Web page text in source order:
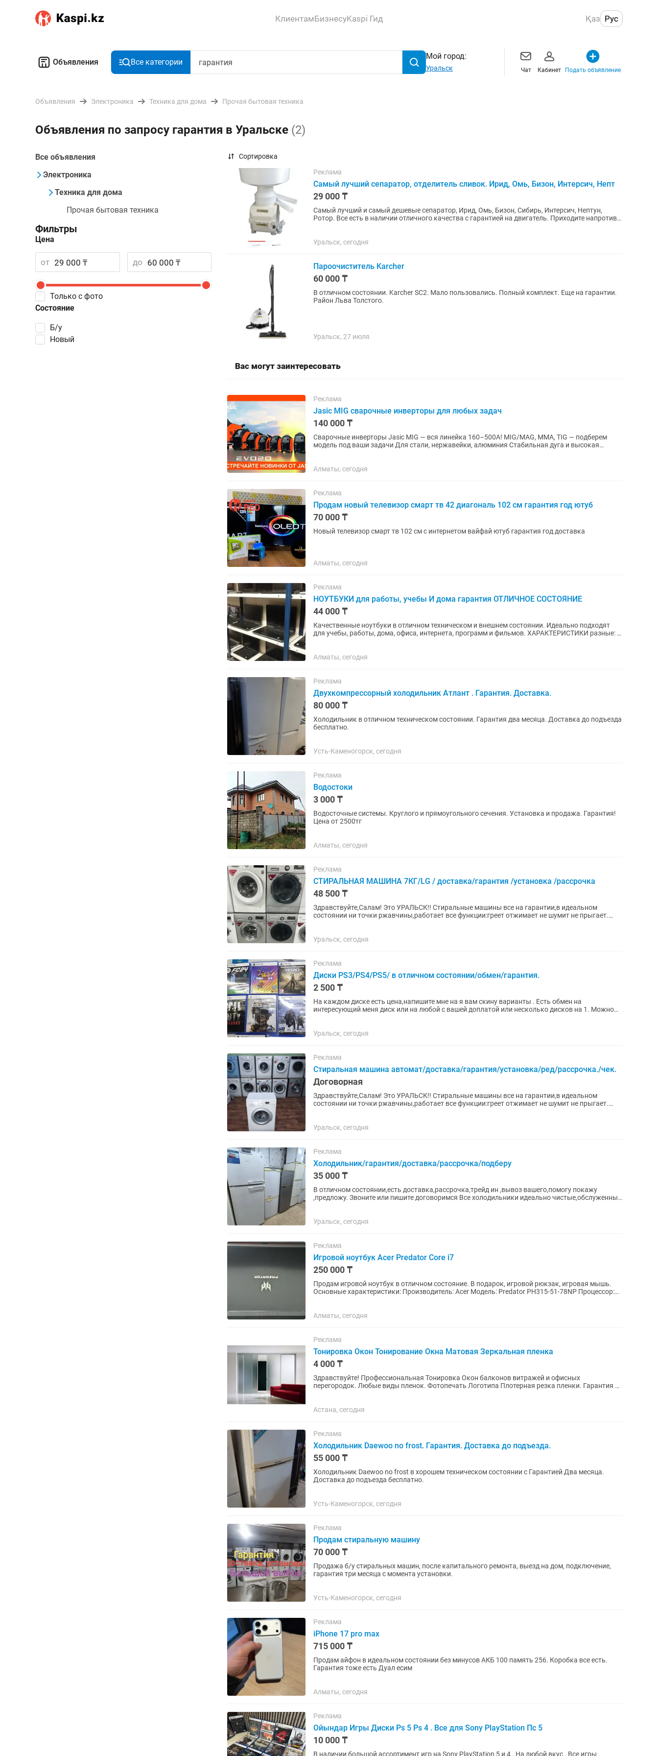
КлиентамБизнесуKaspi Гид Қаз Рус
Объявления Все категории
Мой город:
Уральск Чат Кабинет Подать объявление
Объявления Электроника Техника для дома Прочая бытовая техника
Объявления по запросу гарантия в Уральске (2)
Все объявления
Электроника
Техника для дома
Прочая бытовая техника
Фильтры
Цена
от до
Состояние
Б/у
Новый
Только с фото
Сортировка
Реклама
Самый лучший сепаратор, отделитель сливок. Ирид, Омь, Бизон, Интерсич, Непт
29 000 ₸
Самый лучший и самый дешевые сепаратор, Ирид, Омь, Бизон, Сибирь, Интерсич, Нептун,
Ротор. Все есть в наличии отличного качества с гарантией на двигатель. Приходите напротив
Уральск, сегодня
Пароочиститель Karcher
60 000 ₸
В отличном состоянии. Karcher SC2. Мало пользовались. Полный комплект. Еще на гарантии.
Район Льва Толстого.
Уральск, 27 июля
Вас могут заинтересовать
Реклама
Jasic MIG сварочные инверторы для любых задач
140 000 ₸
Сварочные инверторы Jasic MIG — вся линейка 160–500A! MIG/MAG, MMA, TIG — подберем
модель под ваши задачи Для стали, нержавейки, алюминия Стабильная дуга и высокая
Алматы, сегодня
Реклама
Продам новый телевизор смарт тв 42 диагональ 102 см гарантия год ютуб
70 000 ₸
Новый телевизор смарт тв 102 см с интернетом вайфай ютуб гарантия год доставка
Алматы, сегодня
Реклама
НОУТБУКИ для работы, учебы И дома гарантия ОТЛИЧНОЕ СОСТОЯНИЕ
44 000 ₸
Качественные ноутбуки в отличном техническом и внешнем состоянии. Идеально подходят
для учебы, работы, дома, офиса, интернета, программ и фильмов. ХАРАКТЕРИСТИКИ разные: -
Алматы, сегодня
Реклама
Двухкомпрессорный холодильник Атлант . Гарантия. Доставка.
80 000 ₸
Холодильник в отличном техническом состоянии. Гарантия два месяца. Доставка до подъезда
бесплатно.
Усть-Каменогорск, сегодня
Реклама
Водостоки
3 000 ₸
Водосточные системы. Круглого и прямоугольного сечения. Установка и продажа. Гарантия!
Цена от 2500тг
Алматы, сегодня
Реклама
СТИРАЛЬНАЯ МАШИНА 7КГ/LG / доставка/гарантия /установка /рассрочка
48 500 ₸
Здравствуйте,Салам! Это УРАЛЬСК!! Стиральные машины все на гарантии,в идеальном
состоянии ни точки ржавчины,работает все функции:греет отжимает не шумит не прыгает.
Уральск, сегодня
Реклама
Диски PS3/PS4/PS5/ в отличном состоянии/обмен/гарантия.
2 500 ₸
На каждом диске есть цена,напишите мне на я вам скину варианты . Есть обмен на
интересующий меня диск или на любой с вашей доплатой или несколько дисков на 1. Можно
Уральск, сегодня
Реклама
Стиральная машина автомат/доставка/гарантия/установка/ред/рассрочка./чек.
Договорная
Здравствуйте,Салам! Это УРАЛЬСК!! Стиральные машины все на гарантии,в идеальном
состоянии ни точки ржавчины,работает все функции:греет отжимает не шумит не прыгает.
Уральск, сегодня
Реклама
Холодильник/гарантия/доставка/рассрочка/подберу
35 000 ₸
В отличном состоянии,есть доставка,рассрочка,трейд ин ,вывоз вашего,помогу покажу
,предложу. Звоните или пишите договоримся Все холодильники идеально чистые,обслуженных
Уральск, сегодня
Реклама
Игровой ноутбук Acer Predator Core i7
250 000 ₸
Продам игровой ноутбук в отличном состояние. В подарок, игровой рюкзак, игровая мышь.
Основные характеристики: Производитель: Acer Модель: Predator PH315-51-78NP Процессор:
Алматы, сегодня
Реклама
Тонировка Окон Тонирование Окна Матовая Зеркальная пленка
4 000 ₸
Здравствуйте! Профессиональная Тонировка Окон балконов витражей и офисных
перегородок. Любые виды пленок. Фотопечать Логотипа Плотерная резка пленки. Гарантия 5
Астана, сегодня
Реклама
Холодильник Daewoo no frost. Гарантия. Доставка до подъезда.
55 000 ₸
Холодильник Daewoo no frost в хорошем техническом состоянии с Гарантией Два месяца.
Доставка до подъезда бесплатно.
Усть-Каменогорск, сегодня
Реклама
Продам стиральную машину
70 000 ₸
Продажа б/у стиральных машин, после капитального ремонта, выезд на дом, подключение,
гарантия три месяца с момента установки.
Усть-Каменогорск, сегодня
Реклама
iPhone 17 pro max
715 000 ₸
Продам айфон в идеальном состоянии без минусов АКБ 100 память 256. Коробка все есть.
Гарантия тоже есть Дуал есим
Алматы, сегодня
Реклама
Ойындар Игры Диски Ps 5 Ps 4 . Все для Sony PlayStation Пс 5
10 000 ₸
В наличии большой ассортимент игр на Sony PlayStation 5 и 4 . На любой вкус . Все игры